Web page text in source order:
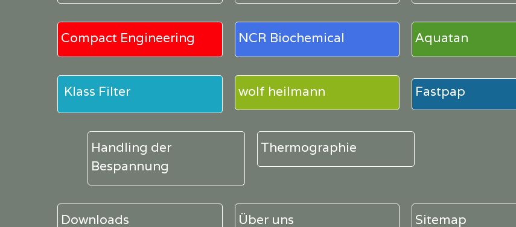
Compact Engineering NCR Biochemical Aquatan
Klass Filter wolf heilmann Fastpap
Handling der
Bespannung
Thermographie
Downloads Über uns Sitemap